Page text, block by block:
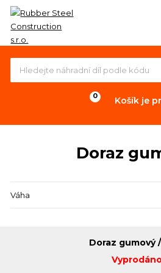
Košík je
Doraz
Váha
Doraz gumový